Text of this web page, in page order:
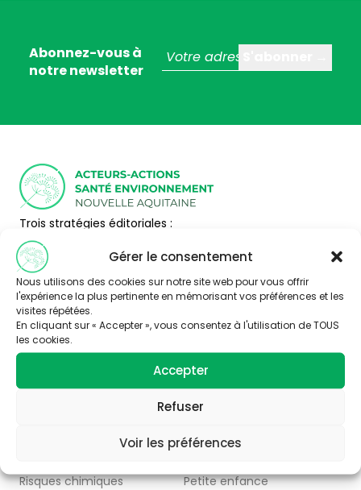
Gérer le consentement
Nous utilisons des cookies sur notre site web pour vous offrir
l'expérience la plus pertinente en mémorisant vos préférences et les
visites répétées.
En cliquant sur « Accepter », vous consentez à l'utilisation de TOUS
les cookies.
Accepter
Refuser
Voir les préférences
Abonnez-vous à
notre newsletter
Trois stratégies éditoriales :
– valoriser la thématique santé-environnement
– faire connaître les acteurs de Nouvelle Aquitaine
– Partager l’information disponible à travers la
publication d’articles, de vidéos et de ressources
pédagogiques.
Nous contacter
Abonnez-vous
Air
Alimentation
Eau
Moustique Tigre
Risques chimiques
Petite enfance